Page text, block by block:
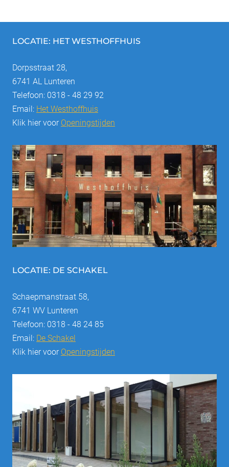
LOCATIE: HET WESTHOFFHUIS
Dorpsstraat 28,
6741 AL Lunteren
Telefoon: 0318 - 48 29 92
Email: Het Westhoffhuis
Klik hier voor Openingstijden
LOCATIE: DE SCHAKEL
Schaepmanstraat 58,
6741 WV Lunteren
Telefoon: 0318 - 48 24 85
Email: De Schakel
Klik hier voor Openingstijden